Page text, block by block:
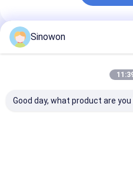
Geadviseerde Producten
Sinowon
Good day, what product are